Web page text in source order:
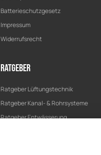
Batterieschutzgesetz
Impressum
Widerrufsrecht
Ratgeber
Ratgeber Lüftungstechnik
Ratgeber Kanal- & Rohrsysteme
Ratgeber Entwässerung